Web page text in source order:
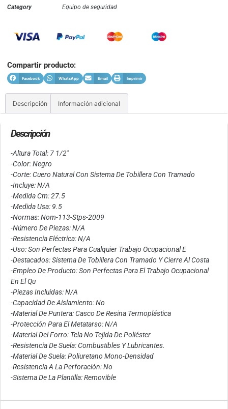
Category
Equipo de seguridad
Compartir producto:
Facebook WhatsApp Email Imprimir
Descripción Información adicional
Descripción
-Altura Total: 7 1/2″
-Color: Negro
-Corte: Cuero Natural Con Sistema De Tobillera Con Tramado
-Incluye: N/A
-Medida Cm: 27.5
-Medida Usa: 9.5
-Normas: Nom-113-Stps-2009
-Número De Piezas: N/A
-Resistencia Eléctrica: N/A
-Uso: Son Perfectas Para Cualquier Trabajo Ocupacional E
-Destacados: Sistema De Tobillera Con Tramado Y Cierre Al Costa
-Empleo De Producto: Son Perfectas Para El Trabajo Ocupacional
En El Qu
-Piezas Incluidas: N/A
-Capacidad De Aislamiento: No
-Material De Puntera: Casco De Resina Termoplástica
-Protección Para El Metatarso: N/A
-Material Del Forro: Tela No Tejida De Poliéster
-Resistencia De Suela: Combustibles Y Lubricantes.
-Material De Suela: Poliuretano Mono-Densidad
-Resistencia A La Perforación: No
-Sistema De La Plantilla: Removible